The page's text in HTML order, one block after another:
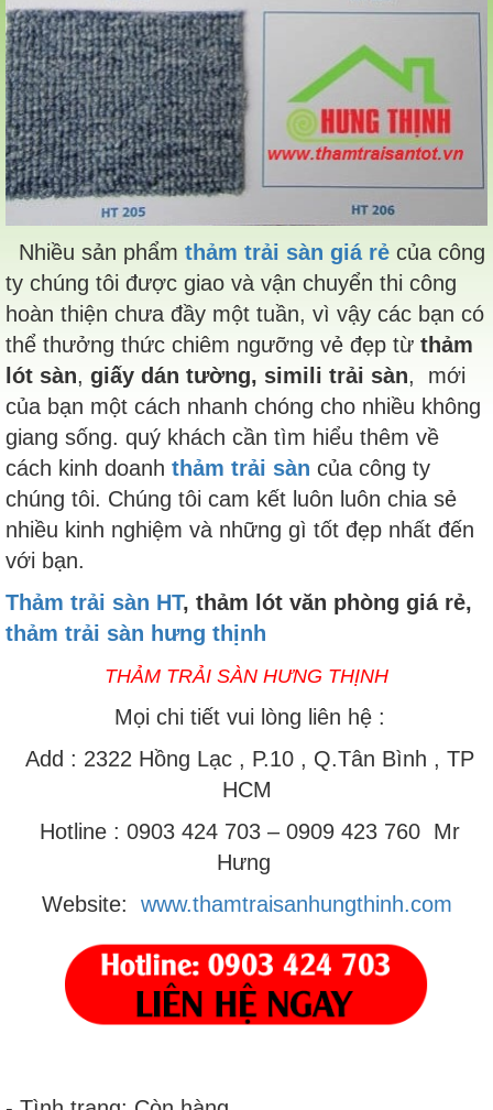
Nhiều sản phẩm thảm trải sàn giá rẻ của công
ty chúng tôi được giao và vận chuyển thi công
hoàn thiện chưa đầy một tuần, vì vậy các bạn có
thể thưởng thức chiêm ngưỡng vẻ đẹp từ thảm
lót sàn, giấy dán tường, simili trải sàn, mới
của bạn một cách nhanh chóng cho nhiều không
giang sống. quý khách cần tìm hiểu thêm về
cách kinh doanh thảm trải sàn của công ty
chúng tôi. Chúng tôi cam kết luôn luôn chia sẻ
nhiều kinh nghiệm và những gì tốt đẹp nhất đến
với bạn.
Thảm trải sàn HT, thảm lót văn phòng giá rẻ,
thảm trải sàn hưng thịnh
THẢM TRẢI SÀN HƯNG THỊNH
Mọi chi tiết vui lòng liên hệ :
Add : 2322 Hồng Lạc , P.10 , Q.Tân Bình , TP
HCM
Hotline : 0903 424 703 – 0909 423 760 Mr
Hưng
Website: www.thamtraisanhungthinh.com